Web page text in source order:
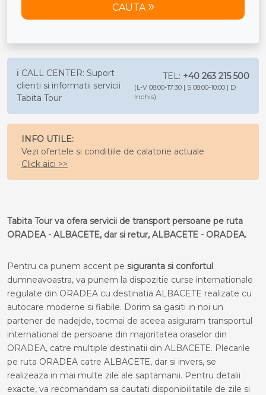
CAUTA
ℹ️ CALL CENTER: Suport
clienti si informatii servicii
Tabita Tour
TEL: +40 263 215 500
(L-V 08:00-17:30 | S 08:00-10:00 | D
Inchis)
INFO UTILE:
Vezi ofertele si conditiile de calatorie actuale
Click aici >>
Tabita Tour va ofera servicii de transport persoane pe ruta
ORADEA - ALBACETE, dar si retur, ALBACETE - ORADEA.
Pentru ca punem accent pe siguranta si confortul
dumneavoastra, va punem la dispozitie curse internationale
regulate din ORADEA cu destinatia ALBACETE realizate cu
autocare moderne si fiabile. Dorim sa gasiti in noi un
partener de nadejde, tocmai de aceea asiguram transportul
international de persoane din majoritatea oraselor din
ORADEA, catre multiple destinatii din ALBACETE. Plecarile
pe ruta ORADEA catre ALBACETE, dar si invers, se
realizeaza in mai multe zile ale saptamanii. Pentru detalii
exacte, va recomandam sa cautati disponibilitatile de zile si